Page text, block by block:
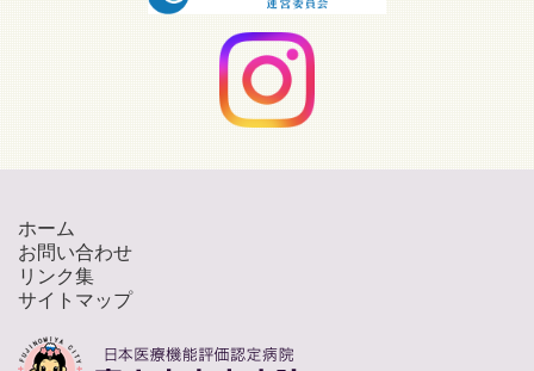
ホーム
お問い合わせ
リンク集
サイトマップ